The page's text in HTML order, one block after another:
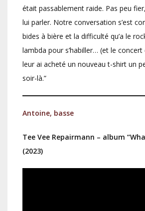
était passablement raide. Pas peu
lui parler. Notre conversation s’est
bides à bière et la difficulté qu’a le
lambda pour s’habiller… (et le
leur ai acheté un nouveau t-shirt un
soir-là.”
Antoine, basse
Tee Vee Repairmann – album
(2023)